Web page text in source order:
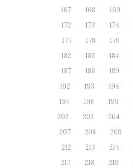
167
168 169
172
173 174
177
178 179
182
183 184
187
188 189
192
193 194
197
198 199
202
203 204
207
208 209
212
213 214
217
218 219